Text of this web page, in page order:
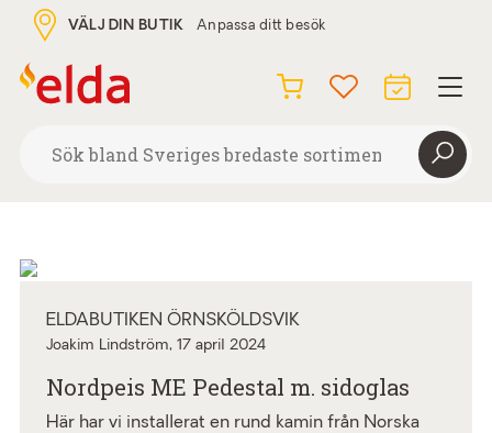
VÄLJ DIN BUTIK Anpassa ditt besök
ELDABUTIKEN ÖRNSKÖLDSVIK
Joakim Lindström, 17 april 2024
Nordpeis ME Pedestal m. sidoglas
Här har vi installerat en rund kamin från Norska